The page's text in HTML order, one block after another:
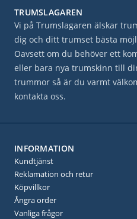
TRUMSLAGAREN
Vi på Trumslagaren älskar
dig och ditt trumset bästa
Oavsett om du behöver ett
eller bara nya trumskinn till
trummor så är du varmt
kontakta oss.
INFORMATION
Kundtjänst
Reklamation och retur
Köpvillkor
Ångra order
Vanliga frågor